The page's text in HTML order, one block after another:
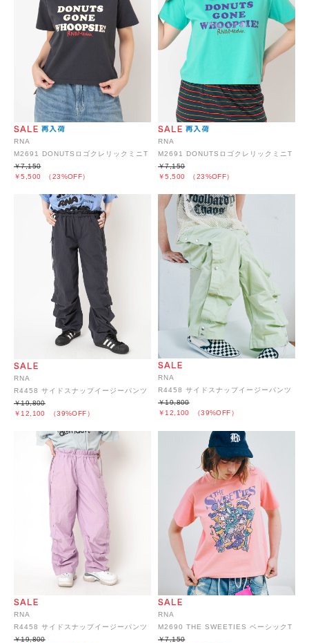
RNA
M2691 DONUTSロゴクレリックミニT
￥5,500 （23%OFF）
￥7,150
RNA
M2691 DONUTSロゴクレリックミニT
￥5,500 （23%OFF）
￥7,150
RNA
R4458 サイドスナップイージーパンツ
￥12,100 （39%OFF）
￥19,800
RNA
R4458 サイドスナップイージーパンツ
￥12,100 （39%OFF）
￥19,800
RNA
R4458 サイドスナップイージーパンツ
￥19,800
RNA
M2690 THE SWEETIES ベーシックT
￥7,150